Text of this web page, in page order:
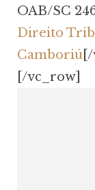
OAB/SC
Direito
Camboriú
[/vc_row]